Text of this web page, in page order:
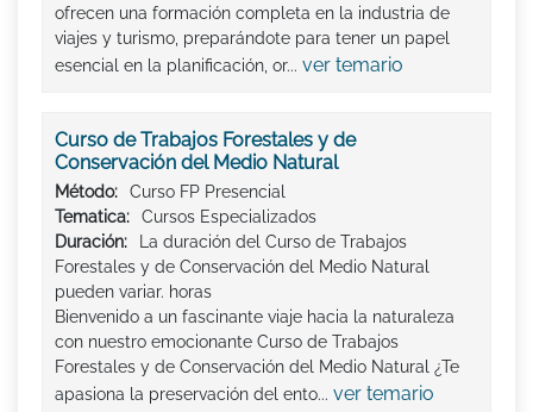
ofrecen una formación completa en la industria de
viajes y turismo, preparándote para tener un papel
esencial en la planificación, or... ver temario
Curso de Trabajos Forestales y de
Conservación del Medio Natural
Método:
Curso FP Presencial
Tematica:
Cursos Especializados
Duración:
La duración del Curso de Trabajos
Forestales y de Conservación del Medio Natural
pueden variar. horas
Bienvenido a un fascinante viaje hacia la naturaleza
con nuestro emocionante Curso de Trabajos
Forestales y de Conservación del Medio Natural ¿Te
apasiona la preservación del ento... ver temario